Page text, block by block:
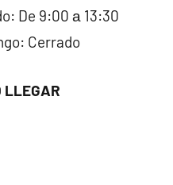
De 9:00 а 13:30
Cerrado
LLEGAR